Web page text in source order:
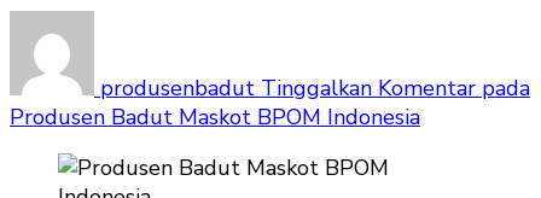
produsenbadut Tinggalkan Komentar pada
Produsen Badut Maskot BPOM Indonesia